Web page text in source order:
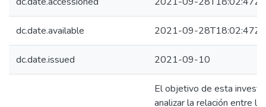
dc.date.available 2021-09-28T18:02:47Z
dc.date.issued 2021-09-10
El objetivo de esta
analizar la relación entre la